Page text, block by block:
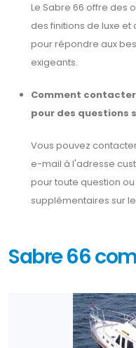
Le Sabre 66 offre des
des finitions de luxe
pour répondre aux
exigeants.
Comment
pour des questions
Vous pouvez
e-mail à l'adresse
pour toute question
supplémentaires sur
Sabre 66